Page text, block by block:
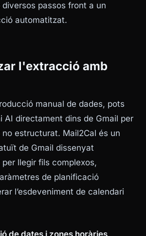
passos front a un
automatitzat.
l'extracció amb
manual de dades, pots
AI directament dins de Gmail per
estructurat. Mail2Cal és un
de Gmail dissenyat
llegir fils complexos,
de planificació
l’esdeveniment de calendari
de dates i zones horàries